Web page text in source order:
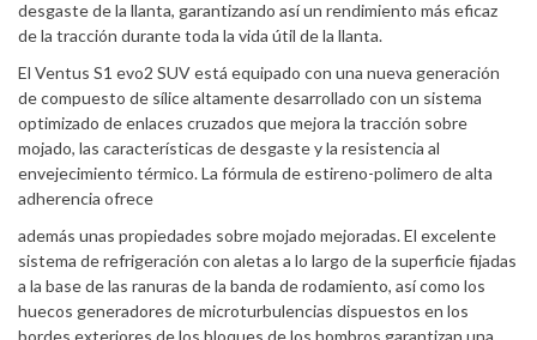
desgaste de la llanta, garantizando así un rendimiento más eficaz
de la tracción durante toda la vida útil de la llanta.
El Ventus S1 evo2 SUV está equipado con una nueva generación
de compuesto de sílice altamente desarrollado con un sistema
optimizado de enlaces cruzados que mejora la tracción sobre
mojado, las características de desgaste y la resistencia al
envejecimiento térmico. La fórmula de estireno-polimero de alta
adherencia ofrece
además unas propiedades sobre mojado mejoradas. El excelente
sistema de refrigeración con aletas a lo largo de la superficie fijadas
a la base de las ranuras de la banda de rodamiento, así como los
huecos generadores de microturbulencias dispuestos en los
bordes exteriores de los bloques de los hombros garantizan una